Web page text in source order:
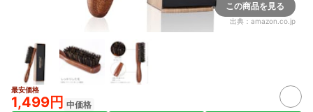
この商品を見る
出典： amazon.co.jp
最安価格
1,499円 中価格